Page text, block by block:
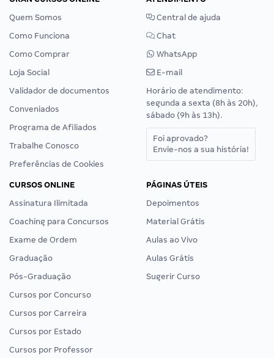
Quem Somos
Como Funciona
Como Comprar
Loja Social
Validador de documentos
Conveniados
Programa de Afiliados
Trabalhe Conosco
Preferências de Cookies
Central de ajuda
Chat
WhatsApp
E-mail
Horário de atendimento:
segunda a sexta (8h às 20h),
sábado (9h às 13h).
Foi aprovado?
Envie-nos a sua história!
CURSOS ONLINE
Assinatura Ilimitada
Coaching para Concursos
Exame de Ordem
Graduação
Pós-Graduação
Cursos por Concurso
Cursos por Carreira
Cursos por Estado
Cursos por Professor
PÁGINAS ÚTEIS
Depoimentos
Material Grátis
Aulas ao Vivo
Aulas Grátis
Sugerir Curso